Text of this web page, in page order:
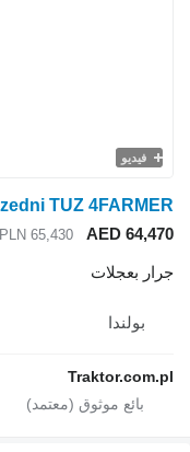
فيديو
AED 64,470
PLN 65,430
جرار بعجلات
بولندا
Traktor.com.pl